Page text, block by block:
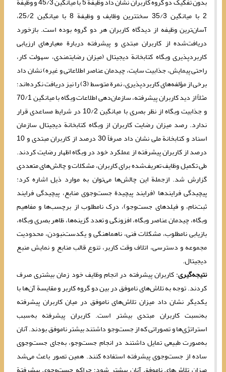
2 با میانگین 35/3 سخت‎ترین وظایف و وظیفة 8 با میانگین 25/2،
آسان‌ترین وظیفه از دیدگاه کاربران هر دو گروه بوده است. بازخورد
دریافت‌شده از کاربران مبتدی و پیشرفته دربارة معیارهای ارزیابی
کاربردپذیری وبگاه کتابخانة دیجیتال (میزان رضایتمندی، سهولت کار،
راحتی پیمایش، جذابیت سایت، چیدمان عناصر اطلاعاتی و غیره) نشان داد
برخی از مؤلفه‌های کاربردپذیری، نمرة متوسط (3) را نیز دریافت نکرده‌اند؛
مثلاً از دید کاربران پیشرفته، سازمان‌دهی اطلاعات وبگاه با میانگین 70/1
و جذابیت وبگاه از نظر بصری با میانگین 10/2 در شرایط مساعدی قرار
ندارد. رصد میزان رضایت کاربران از وبگاه کتابخانة دیجیتال سازمان
اسناد و کتابخانة ملی نشان داد صرفاً 30 درصد از کاربران مبتدی و 10
درصد از کاربران پیشرفته از عملکرد خود در وبگاه اظهار رضایت کردند.
طی تکمیل وظایف تعریف‌شده برای کاربران، مشکلات و چالش‌های متعددی
گزارش شد. ازجملة این چالش‌ها می‌توان به موارد ذیل اشاره کرد:
پیچیدگی فرایندها (فرایند پیچیدة جست‌و‌جوی منابع، پیچیدگی فرایند
ثبت‌نام، و فیلدهای جست‌و‌جو)، درک نامطلوب از برچسب‌ها و مفاهیم
وبگاه، چیدمان عناصر وبگاه، افزونگی و تعدد گزینه‌ها، ظاهر بصری وبگاه،
بازیابی نامطلوب، مشکلات فنی، ناهماهنگی و یکدست‌نبودن، محدودیت
مجموعه و دسترسی، اتلاف وقت کاربر، تنوع قالب منابع و نمایش منبع
دیجیتال.
نتیجه‌گیری: کاربران پیشرفته در انجام وظایف خود زمان بیشتری صرف
کردند. توجه به تلاش‌های ناموفق در بین دو گروه کاربر و مقایسة آن‌ها با
یکدیگر نشان داد میزان تلاش‌های ناموفق در میان کاربران پیشرفته
به‌نسبت‌ کاربران مبتدی بیشتر است. کاربران پیشرفته به‌سبب
استراتژی‌ها و تصوراتی که از جست‌و‌جو داشتند بیشتر ناموفق بودند. آنان
به‌صورت طبیعی تمایل داشتند در انجام جست‌و‌جو، به‌جای جست‌و‌جوی
ساده از جست‌و‌جوی پیشرفته استفاده کنند. همین تصور باعث ‌می‌شد